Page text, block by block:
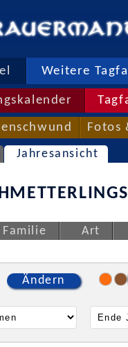
Weitere
Fotos
Jahresansicht
Familie Art
Ändern